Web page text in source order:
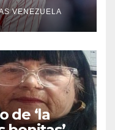
VENEZUELA
de ‘la